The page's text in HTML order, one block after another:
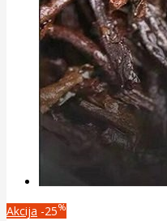
Akcija -25%